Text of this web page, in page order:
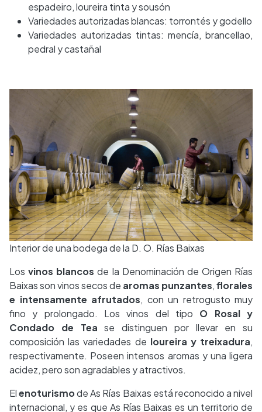
espadeiro, loureira tinta y sousón
Variedades autorizadas blancas: torrontés y godello
Variedades autorizadas tintas: mencía, brancellao,
pedral y castañal
Interior de una bodega de la D. O. Rías Baixas
Losvinos blancos de la Denominación de Origen Rías
Baixas son vinos secos de aromas punzantes,florales
e intensamente afrutados, con un retrogusto muy
fino y prolongado. Los vinos del tipo O Rosal y
Condado de Tea se distinguen por llevar en su
composición las variedades de loureira y treixadura,
respectivamente. Poseen intensos aromas y una ligera
acidez, pero son agradables y atractivos.
Elenoturismode As Rías Baixas está reconocido a nivel
internacional, y es que As Rías Baixas es un territorio de